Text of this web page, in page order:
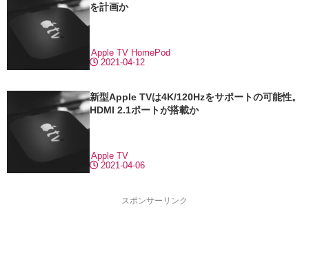
を計画か
2021-04-12
Apple TV HomePod
新型Apple TVは4K/120Hzをサポートの可能性。
HDMI 2.1ポートが搭載か
2021-04-06
Apple TV
スポンサーリンク